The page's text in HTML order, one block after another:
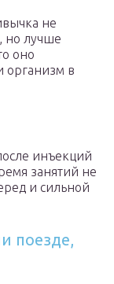
не
но лучше
оно
организм в
инъекций
занятий не
и сильной
поезде,